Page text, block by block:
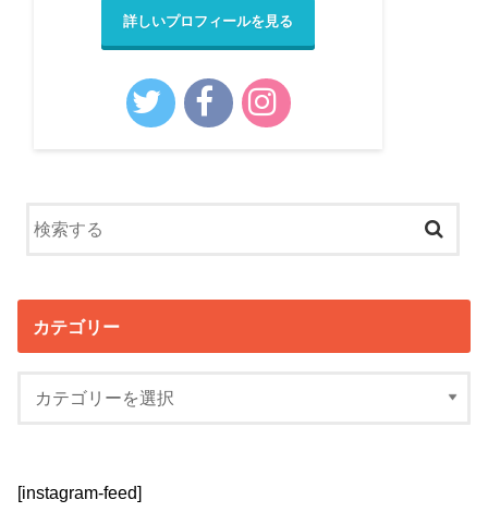
詳しいプロフィールを見る
カテゴリー
[instagram-feed]